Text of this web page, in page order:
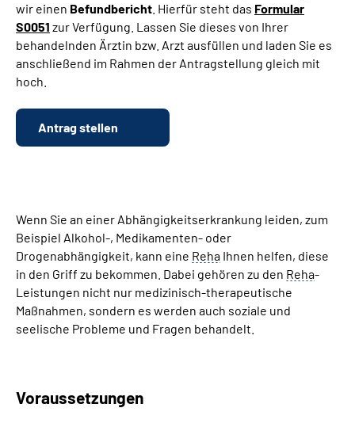
Leichte Sprache
wir einen Befundbericht . Hierfür steht das Formular
S0051 zur Verfügung. Lassen Sie dieses von Ihrer
behandelnden Ärztin bzw. Arzt ausfüllen und laden Sie es
anschließend im Rahmen der Antragstellung gleich mit
hoch.
Antrag stellen
Wenn Sie an einer Abhängigkeitserkrankung leiden, zum
Beispiel Alkohol-, Medikamenten- oder
Drogenabhängigkeit, kann eine Reha Ihnen helfen, diese
in den Griff zu bekommen. Dabei gehören zu den Reha-
Leistungen nicht nur medizinisch-therapeutische
Maßnahmen, sondern es werden auch soziale und
seelische Probleme und Fragen behandelt.
Voraussetzungen